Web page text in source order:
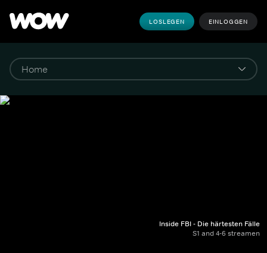
LOSLEGEN EINLOGGEN
Inside FBI - Die härtesten Fälle
S1 and 4-6 streamen